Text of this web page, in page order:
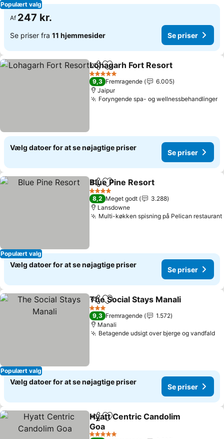
Populært valg
Af 247 kr.
Se priser fra 11 hjemmesider Se priser
Del Føj til favoritter
Lohagarh Fort Resort
5 Stjerner
9,3 Fremragende
6.005
Jaipur
Foryngende spa- og wellnessbehandlinger
Vælg datoer for at se nøjagtige priser
Se priser
Populært valg
Del Føj til favoritter
Blue Pine Resort
4 Stjerner
8,2 Meget godt
3.288
Lansdowne
Multi-køkken spisning på Pelican restaurant
Vælg datoer for at se nøjagtige priser
Se priser
Populært valg
Del Føj til favoritter
The Social Stays Manali
3 Stjerner
9,3 Fremragende
1.572
Manali
Betagende udsigt over bjerge og vandfald
Vælg datoer for at se nøjagtige priser
Se priser
Del Føj til favoritter
Hyatt Centric Candolim
Goa
5 Stjerner